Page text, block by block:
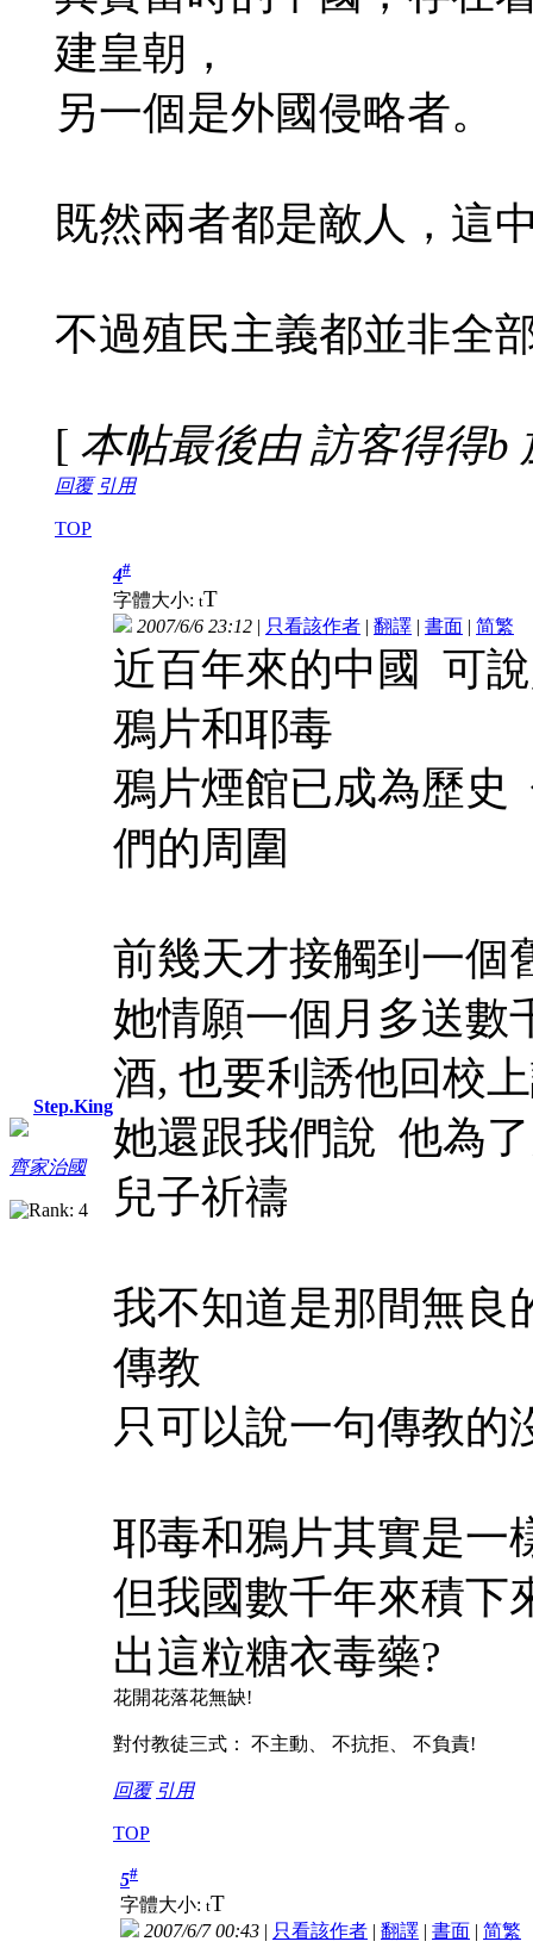
建皇朝，
另一個是外國侵略者。
既然兩者都是敵人，這
不過殖民主義都並非全
[ 本帖最後由 訪客得得b
回覆 引用
TOP
Step.King
齊家治國
4#
字體大小: tT
2007/6/6 23:12 | 只看該作者 | 翻譯 | 書面 | 简繁
近百年來的中國 可
鴉片和耶毒
鴉片煙館已成為歷史
們的周圍
前幾天才接觸到一
她情願一個月多送數
酒, 也要利誘他回校
她還跟我們說 他為
兒子祈禱
我不知道是那間無良
傳教
只可以說一句傳教
耶毒和鴉片其實是一
但我國數千年來積下
出這粒糖衣毒藥?
花開花落花無缺!
對付教徒三式： 不主動、 不抗拒、 不負責!
回覆 引用
TOP
5#
字體大小: tT
2007/6/7 00:43 | 只看該作者 | 翻譯 | 書面 | 简繁